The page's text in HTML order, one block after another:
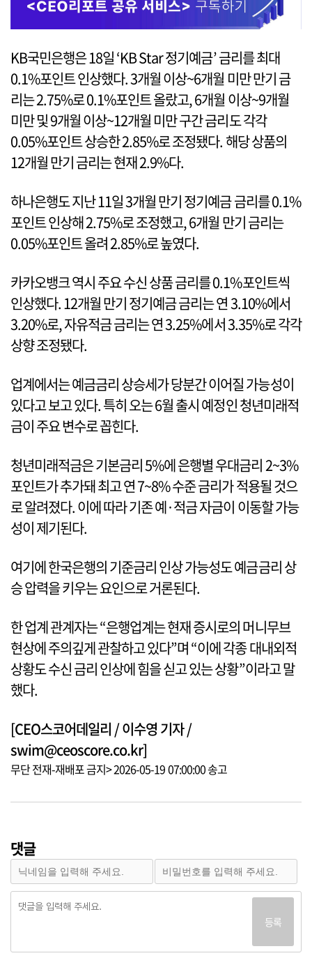
KB국민은행은 18일 ‘KB Star 정기예금’ 금리를 최대
0.1%포인트 인상했다. 3개월 이상~6개월 미만 만기 금
리는 2.75%로 0.1%포인트 올랐고, 6개월 이상~9개월
미만 및 9개월 이상~12개월 미만 구간 금리도 각각
0.05%포인트 상승한 2.85%로 조정됐다. 해당 상품의
12개월 만기 금리는 현재 2.9%다.
하나은행도 지난 11일 3개월 만기 정기예금 금리를 0.1%
포인트 인상해 2.75%로 조정했고, 6개월 만기 금리는
0.05%포인트 올려 2.85%로 높였다.
카카오뱅크 역시 주요 수신 상품 금리를 0.1%포인트씩
인상했다. 12개월 만기 정기예금 금리는 연 3.10%에서
3.20%로, 자유적금 금리는 연 3.25%에서 3.35%로 각각
상향 조정됐다.
업계에서는 예금금리 상승세가 당분간 이어질 가능성이
있다고 보고 있다. 특히 오는 6월 출시 예정인 청년미래적
금이 주요 변수로 꼽힌다.
청년미래적금은 기본금리 5%에 은행별 우대금리 2~3%
포인트가 추가돼 최고 연 7~8% 수준 금리가 적용될 것으
로 알려졌다. 이에 따라 기존 예·적금 자금이 이동할 가능
성이 제기된다.
여기에 한국은행의 기준금리 인상 가능성도 예금금리 상
승 압력을 키우는 요인으로 거론된다.
한 업계 관계자는 “은행업계는 현재 증시로의 머니무브
현상에 주의깊게 관찰하고 있다”며 “이에 각종 대내외적
상황도 수신 금리 인상에 힘을 싣고 있는 상황”이라고 말
했다.
[CEO스코어데일리 / 이수영 기자 /
swim@ceoscore.co.kr]
무단 전재-재배포 금지> 2026-05-19 07:00:00 송고
댓글
등록